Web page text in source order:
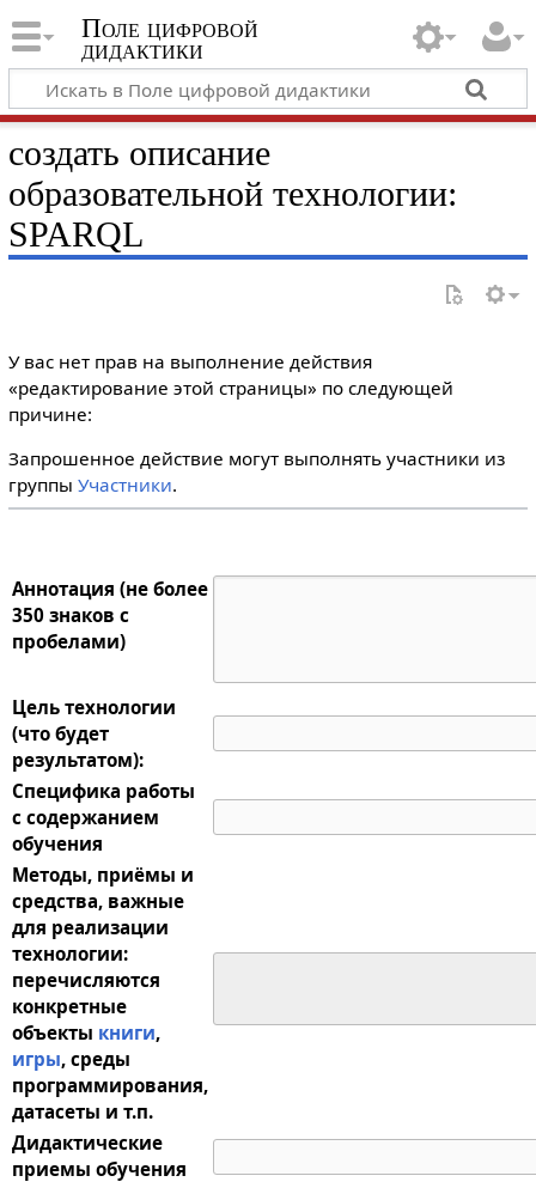
Поле цифровой
дидактики
создать описание
образовательной технологии:
SPARQL
У вас нет прав на выполнение действия
«редактирование этой страницы» по следующей
причине:
Запрошенное действие могут выполнять участники из
группы Участники.
Аннотация (не более
350 знаков с
пробелами)
Цель технологии
(что будет
результатом):
Специфика работы
с содержанием
обучения
Методы, приёмы и
средства, важные
для реализации
технологии:
перечисляются
конкретные
объекты книги,
игры, среды
программирования,
датасеты и т.п.
Дидактические
приемы обучения